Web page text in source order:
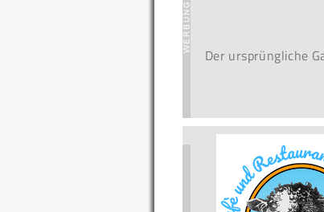
Der ursprüngliche